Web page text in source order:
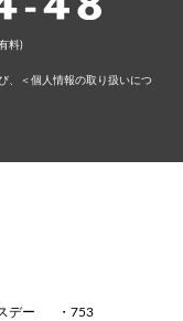
料)
、
＜個⼈情報の取り扱いにつ
デー 753